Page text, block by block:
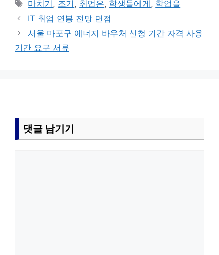
리
태
그
마치기 , 조기 , 취업은, 학생들에게 , 학업을
IT 취업 연봉 전망 면접
서울 마포구 에너지 바우처 신청 기간 자격 사용
기간 요구 서류
댓글 남기기